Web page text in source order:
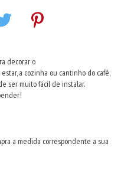
decorar o
a cozinha ou cantinho do café,
ser muito fácil de instalar.
a medida correspondente a sua